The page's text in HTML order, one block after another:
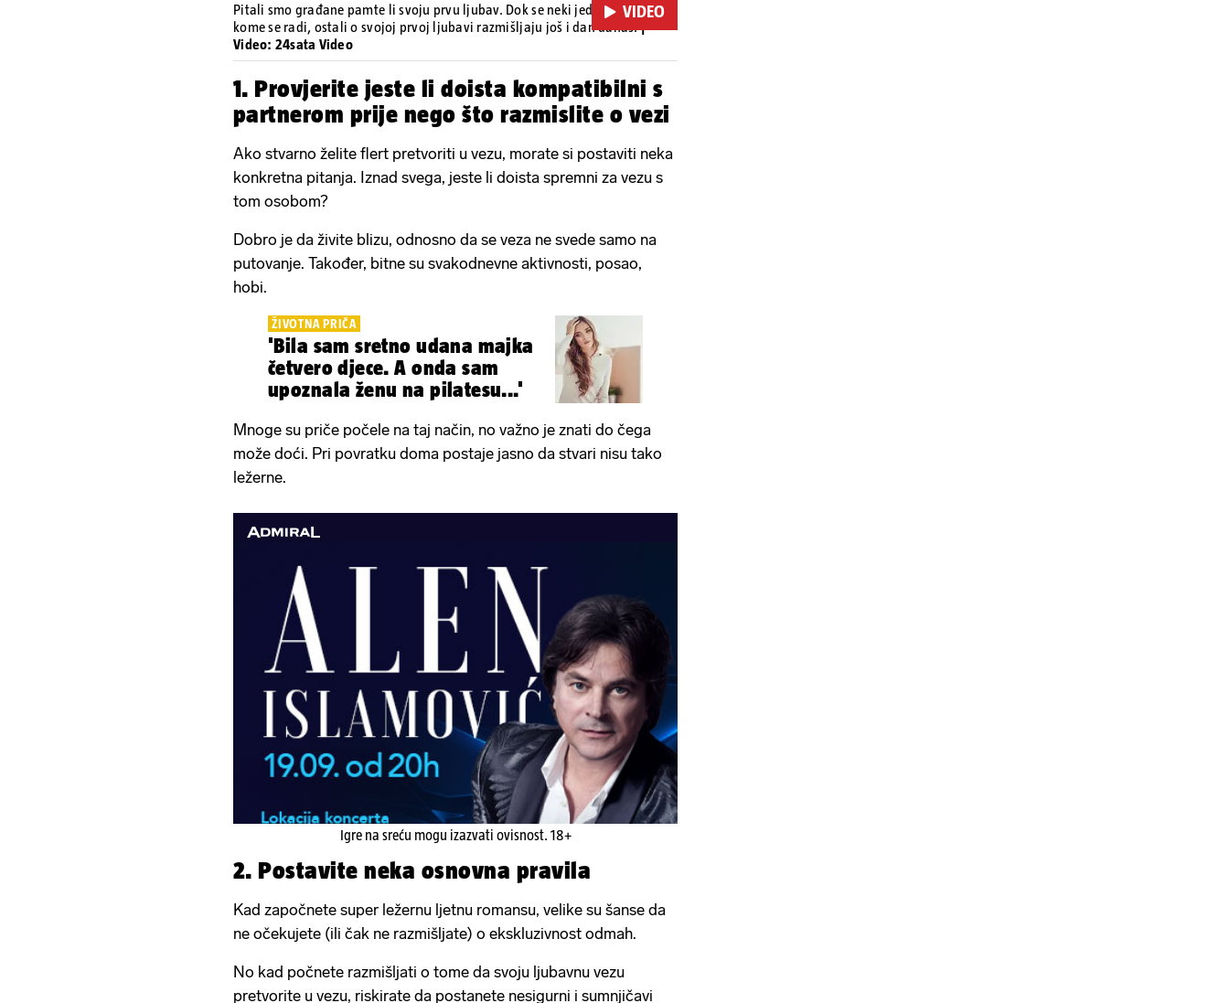
VIDEO
Pitali smo građane pamte li svoju prvu ljubav. Dok se neki jedva sjećaju o
kome se radi, ostali o svojoj prvoj ljubavi razmišljaju još i dan danas.|
Video: 24sata Video
1. Provjerite jeste li doista kompatibilni s
partnerom prije nego što razmislite o vezi
Ako stvarno želite flert pretvoriti u vezu, morate si postaviti neka
konkretna pitanja. Iznad svega, jeste li doista spremni za vezu s
tom osobom?
Dobro je da živite blizu, odnosno da se veza ne svede samo na
putovanje. Također, bitne su svakodnevne aktivnosti, posao,
hobi.
ŽIVOTNA PRIČA
'Bila sam sretno udana majka
četvero djece. A onda sam
upoznala ženu na pilatesu...'
Mnoge su priče počele na taj način, no važno je znati do čega
može doći. Pri povratku doma postaje jasno da stvari nisu tako
ležerne.
Igre na sreću mogu izazvati ovisnost. 18+
2. Postavite neka osnovna pravila
Kad započnete super ležernu ljetnu romansu, velike su šanse da
ne očekujete (ili čak ne razmišljate) o ekskluzivnost odmah.
No kad počnete razmišljati o tome da svoju ljubavnu vezu
pretvorite u vezu, riskirate da postanete nesigurni i sumnjičavi